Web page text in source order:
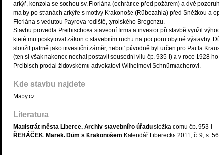
arkýř, konzola se sochou sv. Floriána (ochránce před požárem) a dvě
malby po stranách arkýře s motivy Krakonoše (Rübezahla) před Sněžkou a
Floriána s vedutou Payrova rodiště, tyrolského Bregenzu.
Stavbu provedla Preibischova stavební firma a investor při stavbě využil
které mu poskytoval zákon o stavebním ruchu na podporu obytné výstavby.
sloužil patrně jako investiční záměr, neboť původně byl určen pro Paula
(ten si však nakonec nechal postavit sousední vilu čp. 935-I) a v roce 1928 ho
Preibisch prodal židovskému advokátovi Wilhelmovi Schnürmacherovi.
Kde stavbu najdete
Mapy.cz
Literatura
Magistrát města Liberce, Archiv stavebního úřadu složka domu čp. 953-I
ŘEHÁČEK, Marek. Dům s Krakonošem Kalendář Liberecka 2011, č. 9, s.